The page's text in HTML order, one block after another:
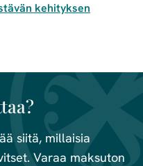
kehityksen
siitä, millaisia
Varaa maksuton